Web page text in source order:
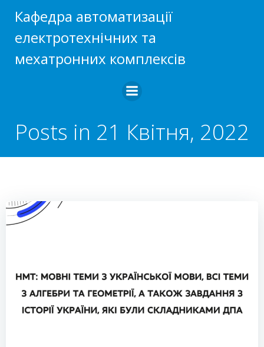
до
вмісту
Кафедра автоматизації
електротехнічних та
мехатронних комплексів
Posts in 21 Квітня, 2022